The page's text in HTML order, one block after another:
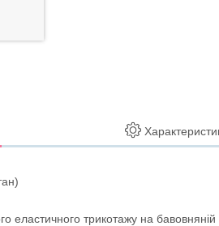
еластичного трикотажу на